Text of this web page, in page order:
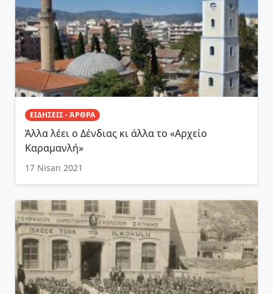
ΕΙΔΗΣΕΙΣ - ΆΡΘΡΑ
Άλλα λέει ο Δένδιας κι άλλα το «Αρχείο
Καραμανλή»
17 Nisan 2021